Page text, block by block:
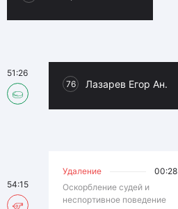
76 Лазарев Егор Ан.
51:26
Удаление
00:28
Оскорбление судей и
неспортивное поведение
54:15